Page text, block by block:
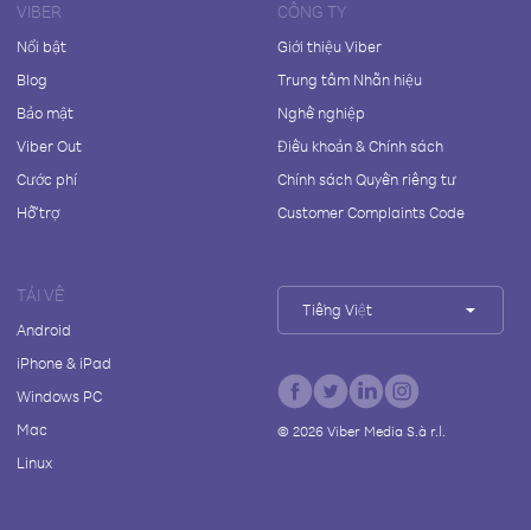
VIBER
Nổi bật
Blog
Bảo mật
Viber Out
Cước phí
Hỗ trợ
CÔNG TY
Giới thiệu Viber
Trung tâm Nhãn hiệu
Nghề nghiệp
Điều khoản & Chính sách
Chính sách Quyền riêng tư
Customer Complaints Code
TẢI VỀ
Android
iPhone & iPad
Windows PC
Mac
Linux
Tiếng Việt
© 2026Viber Media S.à r.l.